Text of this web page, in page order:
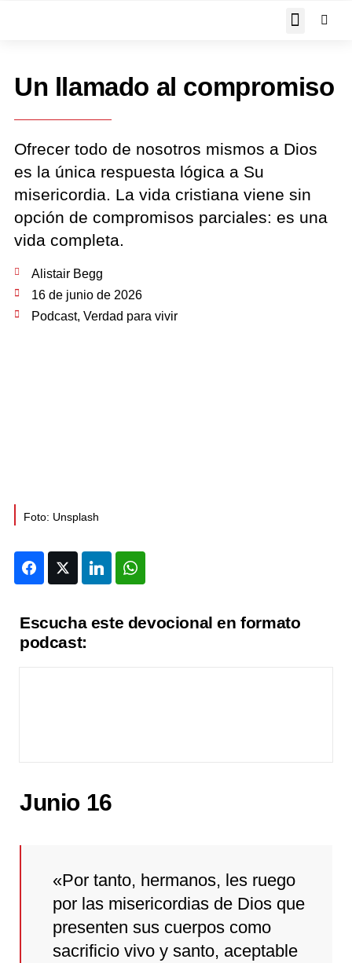
Un llamado al compromiso
Ofrecer todo de nosotros mismos a Dios
es la única respuesta lógica a Su
misericordia. La vida cristiana viene sin
opción de compromisos parciales: es una
vida completa.
Alistair Begg
16 de junio de 2026
Podcast, Verdad para vivir
Foto: Unsplash
FacebookTwitter LinkedIn
Escucha este devocional en formato
podcast:
Junio 16
«Por tanto, hermanos, les ruego
por las misericordias de Dios que
presenten sus cuerpos como
sacrificio vivo y santo, aceptable